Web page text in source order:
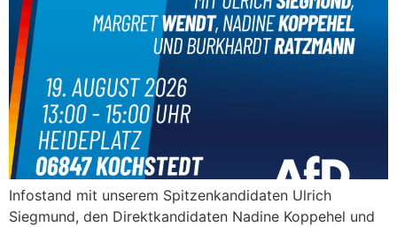
Infostand mit unserem Spitzenkandidaten Ulrich
Siegmund, den Direktkandidaten Nadine Koppehel und